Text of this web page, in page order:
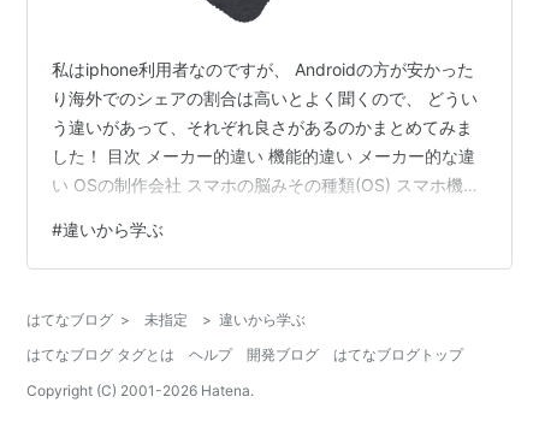
私はiphone利用者なのですが、 Androidの方が安かった
り海外でのシェアの割合は高いとよく聞くので、 どうい
う違いがあって、それぞれ良さがあるのかまとめてみま
した！ 目次 メーカー的違い 機能的違い メーカー的な違
い OSの制作会社 スマホの脳みその種類(OS) スマホ機器
Google Android ソニー ・エリクソン、サムスン電子、な
ど Xperia、Galaxy、など こんな感じです。 よく、
ですが、 実はiphoneと比較するのはXper…
#違いから学ぶ
はてなブログ > 未指定 > 違いから学ぶ
はてなブログ タグとは
ヘルプ 開発ブログ
はてなブログトップ
Copyright (C) 2001-2026 Hatena.